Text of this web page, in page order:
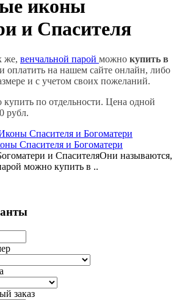
иконы
и Спасителя
же, венчальной парой можно купить в
и оплатить на нашем сайте онлайн, либо
и с учетом своих пожеланий.
по отдельности. Цена одной
рубл.
Спасителя и Богоматери
и СпасителяОни называются,
можно купить в ..
заказ